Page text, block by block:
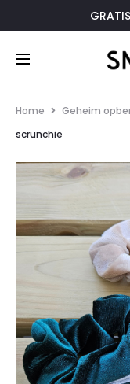
Home Geheim
scrunchie